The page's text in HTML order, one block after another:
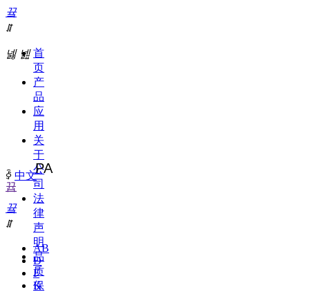
끀
ꁲ
首
页
产
品
应
用
关
于
公
司
法
律
声
明
品
质
保
ꀅ 中文
넳 넲
PA
뀹
끀
ꁲ
AB
D
F
K